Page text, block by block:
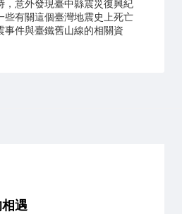
，意外發現臺中縣震災復興紀
些有關這個臺灣地震史上死亡
事件與臺鐵舊山線的相關資
遇